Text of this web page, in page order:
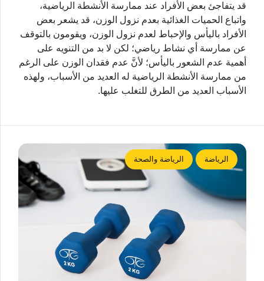
قد يتفاجئ بعض الأفراد عند ممارسة الأنشطة الرياضية،
واتباع الحميات الغذائية بعدم نزول الوزن، قد يشعر بعض
الأفراد باليأس والإحباط لعدم نزول الوزن، ويقومون بالتوقف
عن ممارسة أي نشاط رياضي؛ لكن لا بد من التنويه على
أهمية عدم الشعور باليأس؛ لأنَّ عدم فقدان الوزن على الرغم
من ممارسة الأنشطة الرياضية له العديد من الأسباب، ولهذه
الأسباب العديد من الطرق للتغلب عليها.
الرياضة الرياضة والصحة